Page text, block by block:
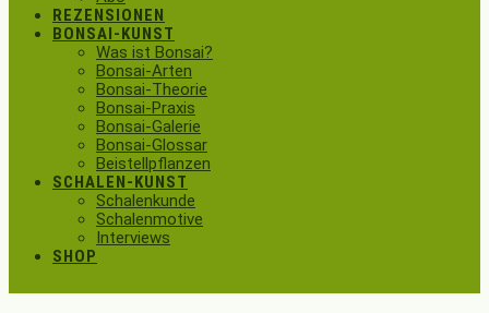
REZENSIONEN
BONSAI-KUNST
Was ist Bonsai?
Bonsai-Arten
Bonsai-Theorie
Bonsai-Praxis
Bonsai-Galerie
Bonsai-Glossar
Beistellpflanzen
SCHALEN-KUNST
Schalenkunde
Schalenmotive
Interviews
SHOP